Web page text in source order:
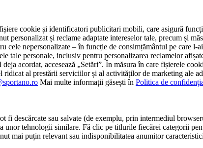
cookie și identificatori publicitari mobili, care asigură
personalizat și reclame adaptate intereselor tale, precum și
nepersonalizate – în funcție de consimțământul pe care
tale personale, inclusiv pentru personalizarea reclamelor
acordat, accesează „Setări”. În măsura în care fișierele
al prestării serviciilor și al activităților de marketing ale
Mai multe informații găsești în Politica de
descărcate sau salvate (de exemplu, prin intermediul
tehnologii similare. Fă clic pe titlurile fiecărei categorii
mai puțin relevant sau indisponibilitatea anumitor